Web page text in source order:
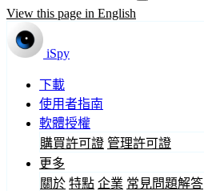
View this page in English
iSpy
下載
使用者指南
軟體授權
購買許可證 管理許可證
更多
關於 特點 企業 常見問題解答